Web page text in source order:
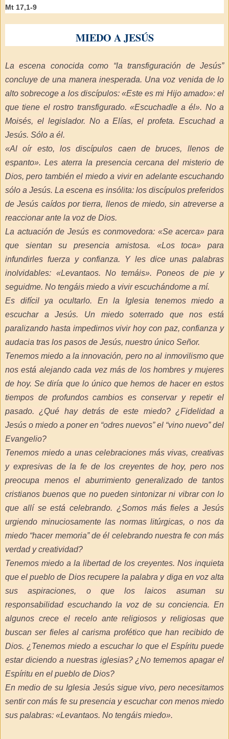
Mt 17,1-9
MIEDO A JESÚS
La escena conocida como “la transfiguración de Jesús”
concluye de una manera inesperada. Una voz venida de lo
alto sobrecoge a los discípulos: «Este es mi Hijo amado»: el
que tiene el rostro transfigurado. «Escuchadle a él». No a
Moisés, el legislador. No a Elías, el profeta. Escuchad a
Jesús. Sólo a él.
«Al oír esto, los discípulos caen de bruces, llenos de
espanto». Les aterra la presencia cercana del misterio de
Dios, pero también el miedo a vivir en adelante escuchando
sólo a Jesús. La escena es insólita: los discípulos preferidos
de Jesús caídos por tierra, llenos de miedo, sin atreverse a
reaccionar ante la voz de Dios.
La actuación de Jesús es conmovedora: «Se acerca» para
que sientan su presencia amistosa. «Los toca» para
infundirles fuerza y confianza. Y les dice unas palabras
inolvidables: «Levantaos. No temáis». Poneos de pie y
seguidme. No tengáis miedo a vivir escuchándome a mí.
Es difícil ya ocultarlo. En la Iglesia tenemos miedo a
escuchar a Jesús. Un miedo soterrado que nos está
paralizando hasta impedirnos vivir hoy con paz, confianza y
audacia tras los pasos de Jesús, nuestro único Señor.
Tenemos miedo a la innovación, pero no al inmovilismo que
nos está alejando cada vez más de los hombres y mujeres
de hoy. Se diría que lo único que hemos de hacer en estos
tiempos de profundos cambios es conservar y repetir el
pasado. ¿Qué hay detrás de este miedo? ¿Fidelidad a
Jesús o miedo a poner en “odres nuevos” el “vino nuevo” del
Evangelio?
Tenemos miedo a unas celebraciones más vivas, creativas
y expresivas de la fe de los creyentes de hoy, pero nos
preocupa menos el aburrimiento generalizado de tantos
cristianos buenos que no pueden sintonizar ni vibrar con lo
que allí se está celebrando. ¿Somos más fieles a Jesús
urgiendo minuciosamente las normas litúrgicas, o nos da
miedo “hacer memoria” de él celebrando nuestra fe con más
verdad y creatividad?
Tenemos miedo a la libertad de los creyentes. Nos inquieta
que el pueblo de Dios recupere la palabra y diga en voz alta
sus aspiraciones, o que los laicos asuman su
responsabilidad escuchando la voz de su conciencia. En
algunos crece el recelo ante religiosos y religiosas que
buscan ser fieles al carisma profético que han recibido de
Dios. ¿Tenemos miedo a escuchar lo que el Espíritu puede
estar diciendo a nuestras iglesias? ¿No tememos apagar el
Espíritu en el pueblo de Dios?
En medio de su Iglesia Jesús sigue vivo, pero necesitamos
sentir con más fe su presencia y escuchar con menos miedo
sus palabras: «Levantaos. No tengáis miedo».